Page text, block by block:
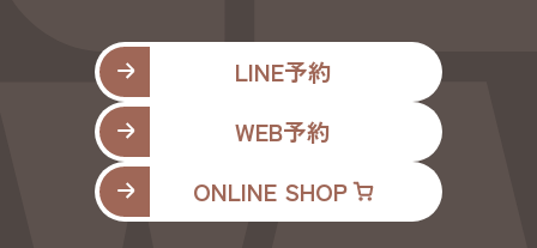
LINE予約
WEB予約
ONLINE SHOP